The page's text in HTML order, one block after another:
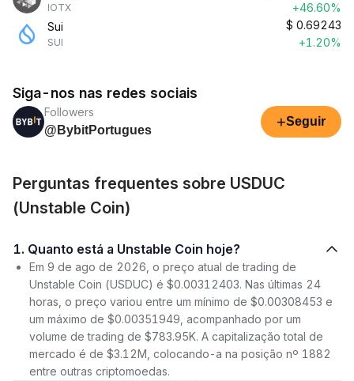
IOTX
+46.60%
Sui
SUI
$ 0.69243
+1.20%
Siga-nos nas redes sociais
Followers
@BybitPortugues
+Seguir
Perguntas frequentes sobre USDUC
(Unstable Coin)
1. Quanto está a Unstable Coin hoje?
Em 9 de ago de 2026, o preço atual de trading de
Unstable Coin (USDUC) é $0.00312403. Nas últimas 24
horas, o preço variou entre um mínimo de $0.00308453 e
um máximo de $0.00351949, acompanhado por um
volume de trading de $783.95K. A capitalização total de
mercado é de $3.12M, colocando-a na posição nº 1882
entre outras criptomoedas.